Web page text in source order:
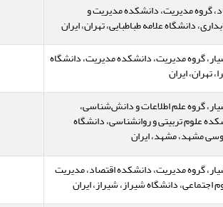
گروه مدیریت، دانشکده مدیریت و
دانشگاه علامه طباطبایی، تهران، ایران
گروه مدیریت، دانشکده مدیریت، دانشگاه
تهران، ایران
گروه علم اطلاعات و دانش‌شناسی،
علوم تربیتی و روانشناسی، دانشگاه
مشهد، مشهد، ایران
گروه مدیریت، دانشکده اقتصاد، مدیریت
اجتماعی، دانشگاه شیراز، شیراز، ایران